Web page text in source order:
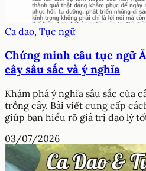
Ca dao, Tục ngữ
Chứng minh câu tục ngữ
cây sâu sắc và ý nghĩa
Khám phá ý nghĩa sâu sắc của
trồng cây. Bài viết cung cấp
giúp bạn hiểu rõ giá trị đạo lý
03/07/2026